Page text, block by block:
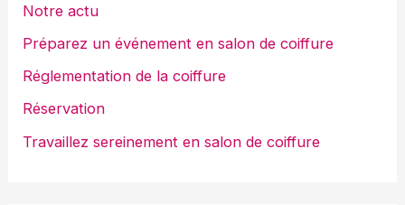
Notre actu
Préparez un événement en salon de coiffure
Réglementation de la coiffure
Réservation
Travaillez sereinement en salon de coiffure